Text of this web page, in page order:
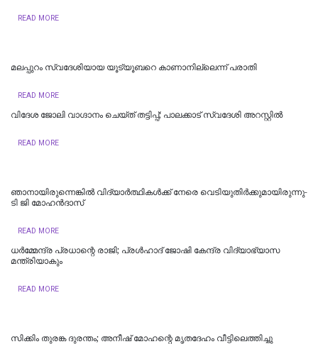
READ MORE
മലപ്പുറം സ്വദേശിയായ യൂട്യൂബറെ കാണാനില്ലെന്ന് പരാതി
READ MORE
വിദേശ ജോലി വാഗ്ദാനം ചെയ്ത് തട്ടിപ്പ്; പാലക്കാട് സ്വദേശി അറസ്റ്റിൽ
READ MORE
ഞാനായിരുന്നെങ്കില്‍ വിദ്യാര്‍ത്ഥികള്‍ക്ക് നേരെ വെടിയുതിര്‍ക്കുമായിരുന്നു-
ടി ജി മോഹൻദാസ്
READ MORE
ധര്‍മ്മേന്ദ്ര പ്രധാന്റെ രാജി; പ്രള്‍ഹാദ് ജോഷി കേന്ദ്ര വിദ്യാഭ്യാസ
മന്ത്രിയാകും
READ MORE
സിക്കിം തുരങ്ക ​​​ദുരന്തം; അനീഷ്‌ മോഹന്റെ മൃതദേഹം വീട്ടിലെത്തിച്ചു